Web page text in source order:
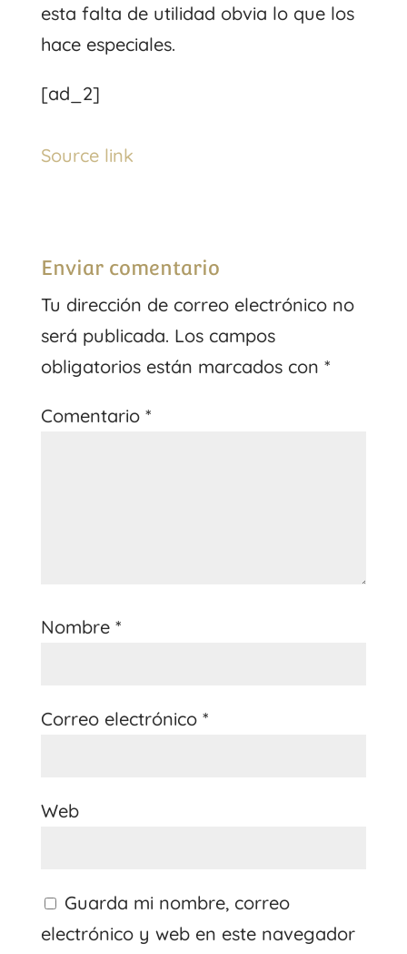
esta falta de utilidad obvia lo que los
hace especiales.
[ad_2]
Source link
Enviar comentario
Tu dirección de correo electrónico no
será publicada. Los campos
obligatorios están marcados con *
Comentario *
Nombre *
Correo electrónico *
Web
Guarda mi nombre, correo
electrónico y web en este navegador